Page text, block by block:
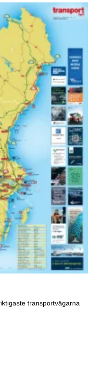
transportvägarna